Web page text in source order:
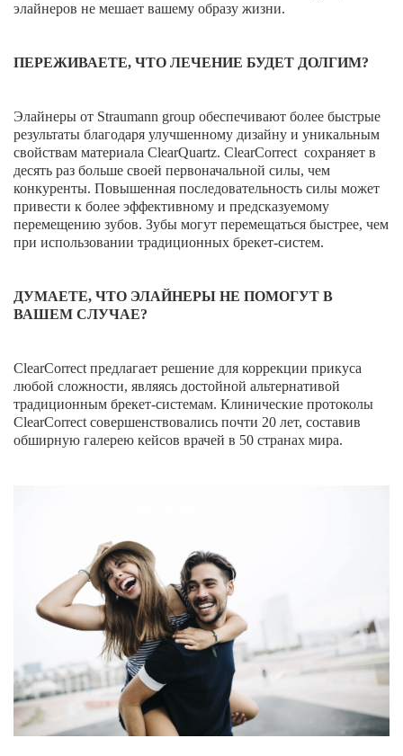
ВИНИРЫ
Функциональная диагностика
Металлокерамические коронки
Безметалловая керамика
Вкладки
Съемные зубные протезы
Мостовидные протезы
УДАЛЕНИЕ ЗУБОВ
О КЛИНИКЕ
ВАКАНСИИ
АКЦИИ
ФОТОГАЛЕРЕЯ
ОФИЦИАЛЬНАЯ ИНФОРМАЦИЯ
ОБОРУДОВАНИЕ
элайнеров не мешает вашему образу жизни.
ПЕРЕЖИВАЕТЕ, ЧТО ЛЕЧЕНИЕ БУДЕТ ДОЛГИМ?
Элайнеры от Straumann group обеспечивают более быстрые
результаты благодаря улучшенному дизайну и уникальным
свойствам материала ClearQuartz. СlearCorrect сохраняет в
десять раз больше своей первоначальной силы, чем
конкуренты. Повышенная последовательность силы может
привести к более эффективному и предсказуемому
перемещению зубов. Зубы могут перемещаться быстрее, чем
при использовании традиционных брекет-систем.
ДУМАЕТЕ, ЧТО ЭЛАЙНЕРЫ НЕ ПОМОГУТ В
ВАШЕМ СЛУЧАЕ?
ClearCorrect предлагает решение для коррекции прикуса
любой сложности, являясь достойной альтернативой
традиционным брекет-системам. Клинические протоколы
ClearCorrect совершенствовались почти 20 лет, составив
обширную галерею кейсов врачей в 50 странах мира.